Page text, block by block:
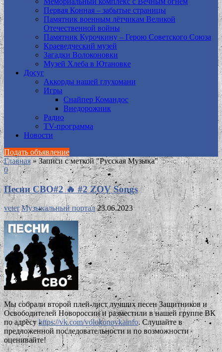
Первая Конная – забытые страницы
Памятник военным лётчикам Великой
Отечественной войны
Памятник Курочкину – Герою Советского Союза
Краеведческий музей
Загадки Волоконовки
Музей Хлеба в Ютановке
Досуг
Аккорды нашей глухомани
Игры
Снайпер Командос
Внедорожник
Радио
TV-программа
Новости
Подать объявление
Главная » Записи с меткой "Русская Музыка"
0
Песни СВО#2 🔥 #2 ZOV Songs
veter Музыкальный портал 23.06.2023
Мы собрали второй плей-лист лучших песен Защитников и
Освободителей Новороссии и разместили в нашей группе ВК
по адресуhttps://vk.com/volokonovkainfo. Слушайте в
предложенной последовательности и по возможности
оценивайте!